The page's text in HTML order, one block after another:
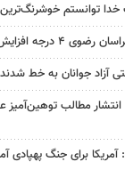
توانستم
افزایش می یابد
آزاد جوانان به خط شدند
مطالب توهین‌آمیز
آمریکا برای جنگ پهپادی